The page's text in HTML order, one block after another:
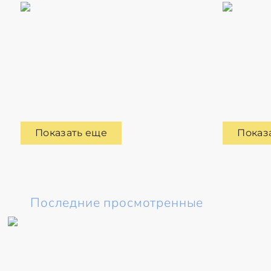
Показать еще
Последние просмотренные